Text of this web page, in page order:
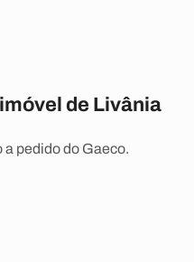
de Livânia
pedido do Gaeco.